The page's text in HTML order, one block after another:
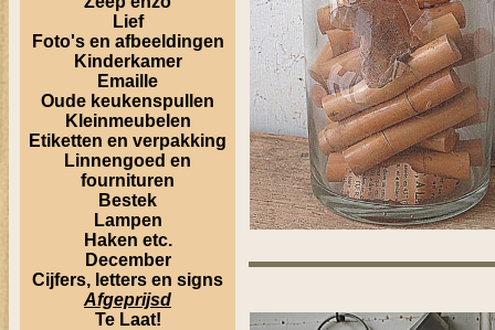
Lief
Foto's en afbeeldingen
Kinderkamer
Emaille
Oude keukenspullen
Kleinmeubelen
Etiketten en verpakking
Linnengoed en
fournituren
Bestek
Lampen
Haken etc.
December
Cijfers, letters en signs
Afgeprijsd
Te Laat!